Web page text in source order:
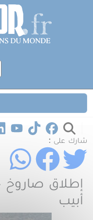
تجاوز إلى المحتوى الرئيسي
شارك على :
إطلاق صاروخ
أبيب
لوحة إدارة ملفات تعريف